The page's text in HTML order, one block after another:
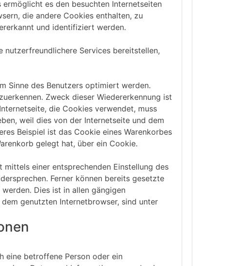
es den besuchten Internetseiten
die andere Cookies enthalten, zu
und identifiziert werden.
nutzerfreundlichere Services bereitstellen,
Sinne des Benutzers optimiert werden.
Zweck dieser Wiedererkennung ist
die Cookies verwendet, muss
weil dies von der Internetseite und dem
Beispiel ist das Cookie eines Warenkorbes
gelegt hat, über ein Cookie.
einer entsprechenden Einstellung des
Ferner können bereits gesetzte
Dies ist in allen gängigen
genutzten Internetbrowser, sind unter
eine betroffene Person oder ein